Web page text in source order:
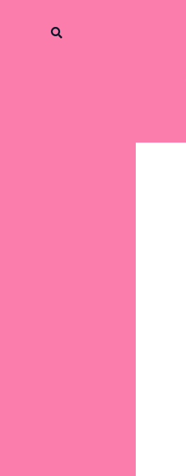
Buscar